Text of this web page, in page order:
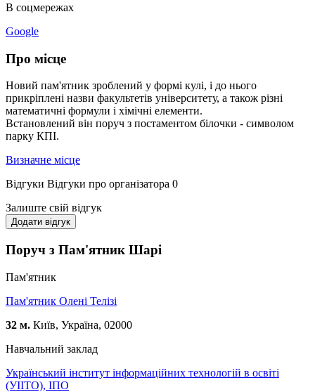
В соцмережах
Google
Про місце
Новий пам'ятник зроблений у формі кулі, і до нього
прикріплені назви факультетів університету, а також різні
математичні формули і хімічні елементи.
Встановлений він поруч з постаментом білочки - символом
парку КПІ.
Визначне місце
Відгуки Відгуки про організатора 0
Залиште свій відгук
Додати відгук
Поруч з Пам'ятник Шарі
Пам'ятник
Пам'ятник Олені Телізі
32 м. Київ, Україна, 02000
Навчальний заклад
Український інститут інформаційних технологій в освіті
(УІІТО), ІПО